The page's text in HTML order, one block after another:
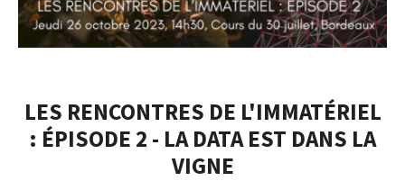
LES RENCONTRES DE L'IMMATÉRIEL
: ÉPISODE 2 - LA DATA EST DANS LA
VIGNE